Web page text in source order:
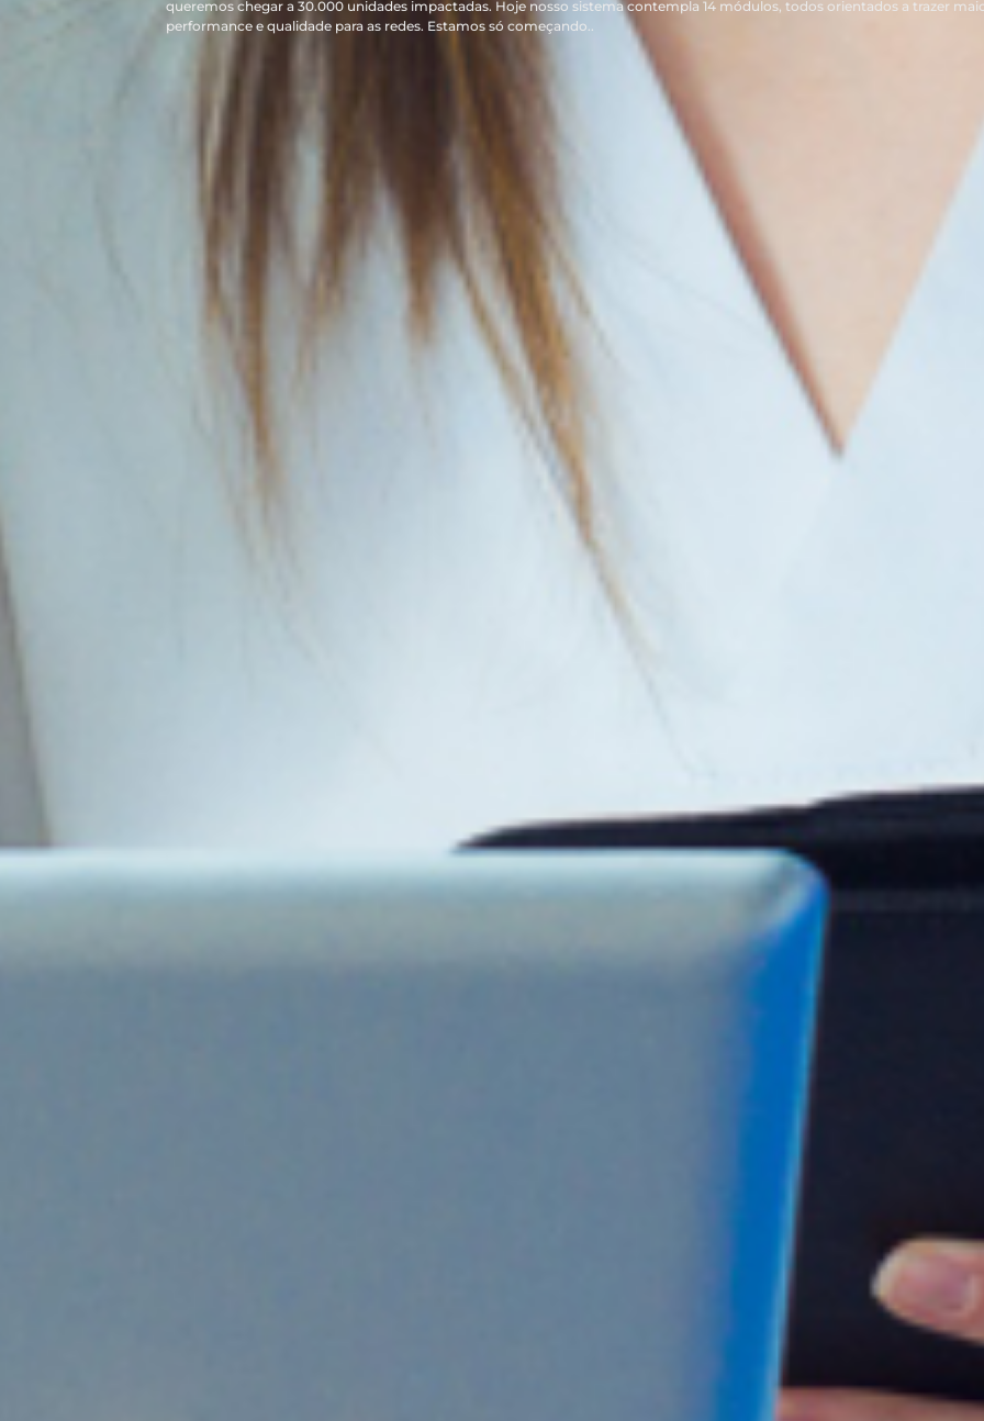
queremos chegar a 30.000 unidades impactadas. Hoje nosso sistema contempla 14 módulos, todos orientados a trazer
performance e qualidade para as redes. Estamos só começando..